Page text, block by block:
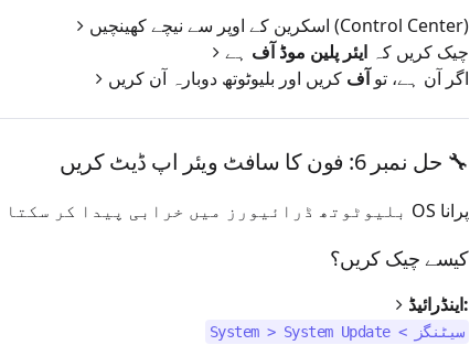
اسکرین کے اوپر سے نیچے کھینچیں (Control Center)
چیک کریں کہایئر پلین موڈ آف ہے
اگر آن ہے، توآف کریں اور بلیوٹوتھ دوبارہ آن کریں
🔧 حل نمبر 6: فون کا سافٹ ویئر اپ ڈیٹ کریں
پرانا OS بلیوٹوتھ ڈرائیورز میں خرابی پیدا کر سکتا ہے۔
کیسے چیک کریں؟
اینڈرائیڈ:
سیٹنگز > System > System Update